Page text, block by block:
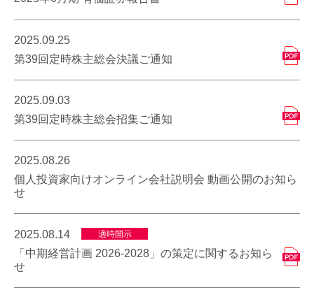
2025.09.25
第39回定時株主総会決議ご通知
2025.09.03
第39回定時株主総会招集ご通知
2025.08.26
個人投資家向けオンライン会社説明会 動画公開のお知ら
せ
2025.08.14 適時開示
「中期経営計画 2026-2028」の策定に関するお知ら
せ